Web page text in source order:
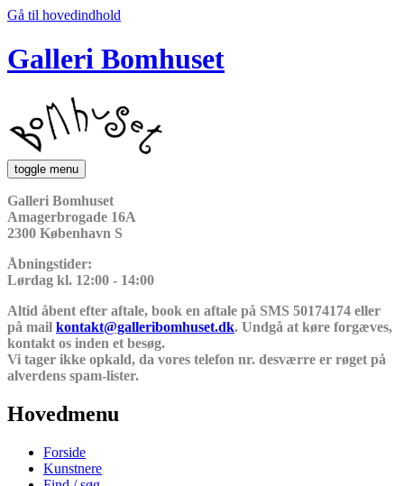
Gå til hovedindhold
Galleri Bomhuset
toggle menu
Galleri Bomhuset
Amagerbrogade 16A
2300 København S
Åbningstider:
Lørdag kl. 12:00 - 14:00
Altid åbent efter aftale, book en aftale på SMS 50174174 eller
på mail kontakt@galleribomhuset.dk. Undgå at køre forgæves,
kontakt os inden et besøg.
Vi tager ikke opkald, da vores telefon nr. desværre er røget på
alverdens spam-lister.
Hovedmenu
Forside
Kunstnere